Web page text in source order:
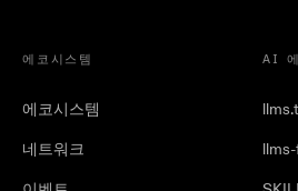
에코시스템
에코시스템
네트워크
AI